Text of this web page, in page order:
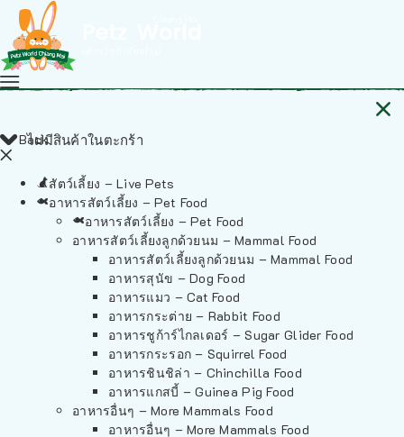
ไม่มีสินค้าในตะกร้า
Back
สัตว์เลี้ยง – Live Pets
อาหารสัตว์เลี้ยง – Pet Food
อาหารสัตว์เลี้ยง – Pet Food
อาหารสัตว์เลี้ยงลูกด้วยนม – Mammal Food
อาหารสัตว์เลี้ยงลูกด้วยนม – Mammal Food
อาหารสุนัข – Dog Food
อาหารแมว – Cat Food
อาหารกระต่าย – Rabbit Food
อาหารชูก้าร์ไกลเดอร์ – Sugar Glider Food
อาหารกระรอก – Squirrel Food
อาหารชินชิล่า – Chinchilla Food
อาหารแกสบี้ – Guinea Pig Food
อาหารอื่นๆ – More Mammals Food
อาหารอื่นๆ – More Mammals Food